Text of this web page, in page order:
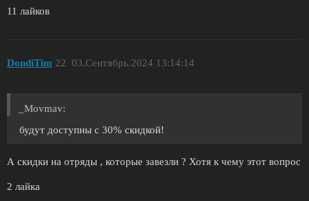
11 лайков
DondiTim 03.Сентябрь.2024 13:14:14
22
_Movmav:
будут доступны с 30% скидкой!
А скидки на отряды , которые завезли ? Хотя к чему этот вопрос
2 лайка